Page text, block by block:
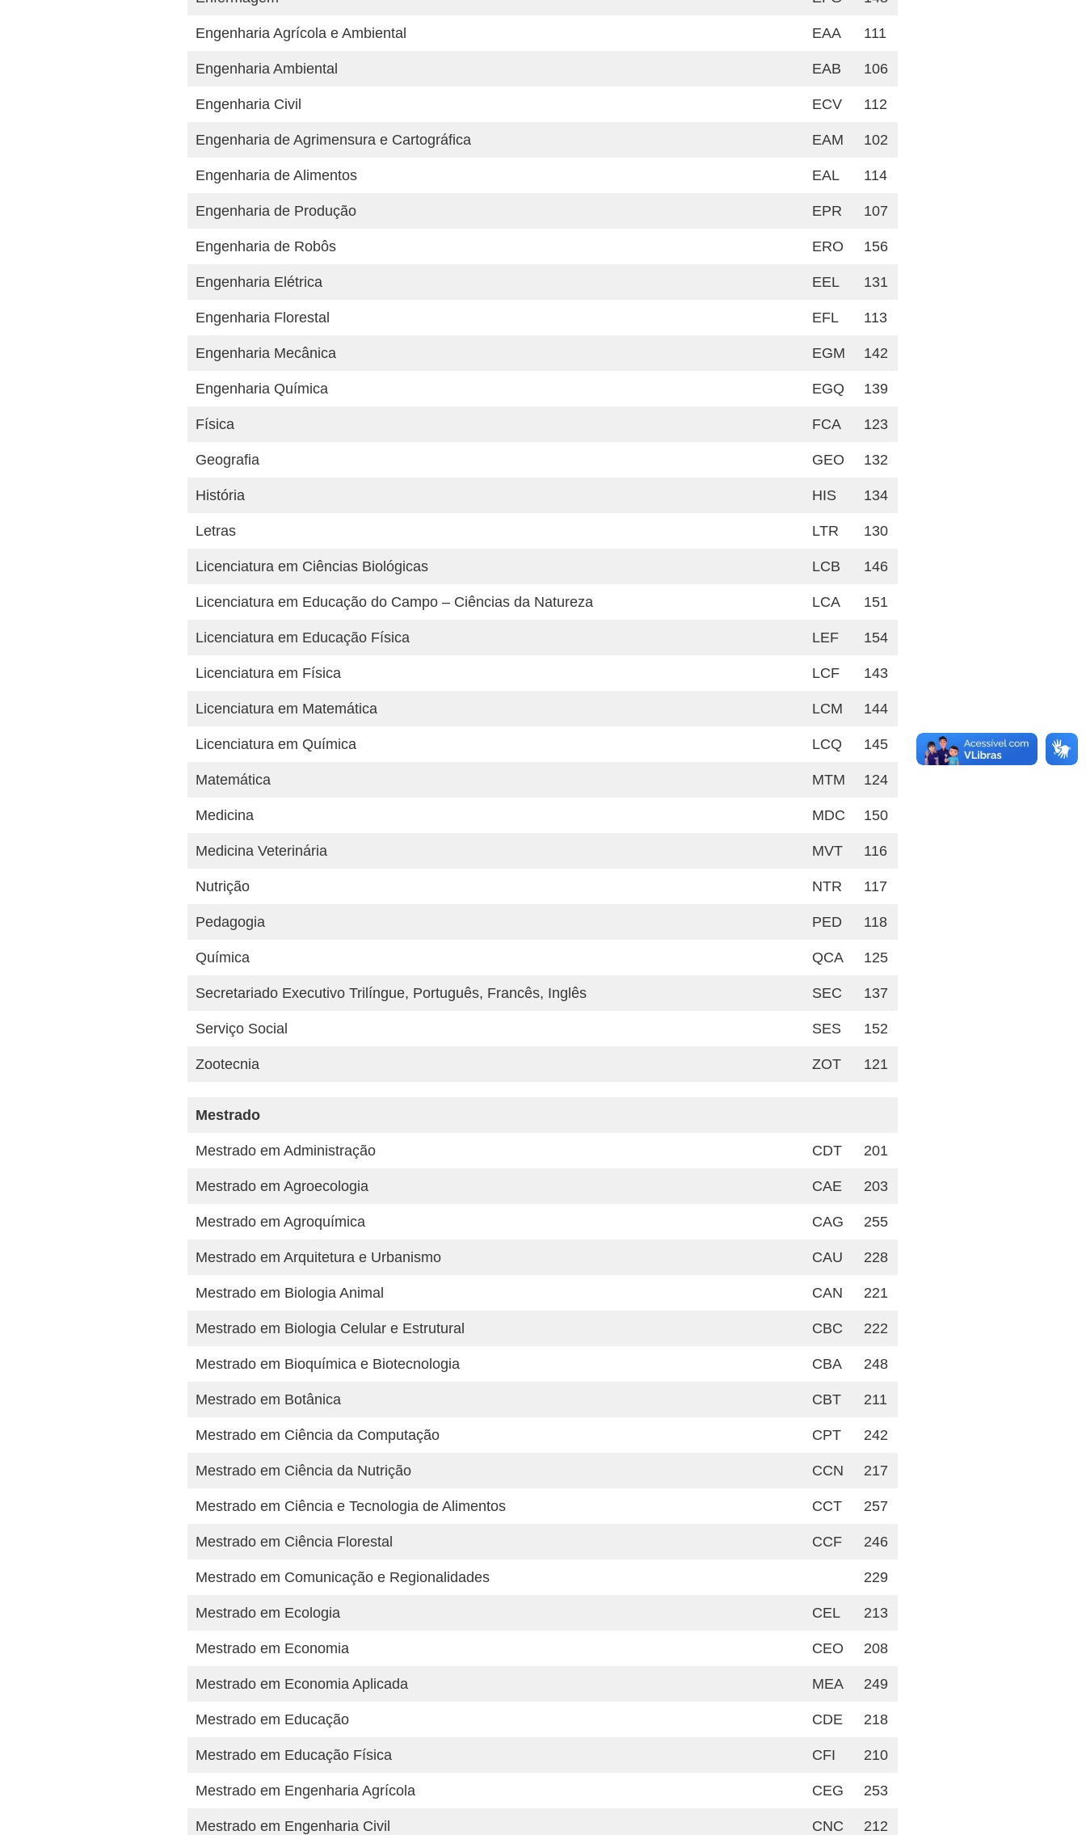
Engenharia Agrícola e Ambiental EAA 111
Engenharia Ambiental EAB 106
Engenharia Civil ECV 112
Engenharia de Agrimensura e Cartográfica EAM 102
Engenharia de Alimentos EAL 114
Engenharia de Produção EPR 107
Engenharia de Robôs ERO 156
Engenharia Elétrica EEL 131
Engenharia Florestal EFL 113
Engenharia Mecânica EGM 142
Engenharia Química EGQ 139
Física FCA 123
Geografia GEO 132
História HIS 134
Letras LTR 130
Licenciatura em Ciências Biológicas LCB 146
Licenciatura em Educação do Campo – Ciências da Natureza LCA 151
Licenciatura em Educação Física LEF 154
Licenciatura em Física LCF 143
Licenciatura em Matemática LCM 144
Licenciatura em Química LCQ 145
Matemática MTM 124
Medicina MDC 150
Medicina Veterinária MVT 116
Nutrição NTR 117
Pedagogia PED 118
Química QCA 125
Secretariado Executivo Trilíngue, Português, Francês, Inglês SEC 137
Serviço Social SES 152
Zootecnia ZOT 121
Mestrado
Mestrado em Administração CDT 201
Mestrado em Agroecologia CAE 203
Mestrado em Agroquímica CAG 255
Mestrado em Arquitetura e Urbanismo CAU 228
Mestrado em Biologia Animal CAN 221
Mestrado em Biologia Celular e Estrutural CBC 222
Mestrado em Bioquímica e Biotecnologia CBA 248
Mestrado em Botânica CBT 211
Mestrado em Ciência da Computação CPT 242
Mestrado em Ciência da Nutrição CCN 217
Mestrado em Ciência e Tecnologia de Alimentos CCT 257
Mestrado em Ciência Florestal CCF 246
Mestrado em Comunicação e Regionalidades 229
Mestrado em Ecologia CEL 213
Mestrado em Economia CEO 208
Mestrado em Economia Aplicada MEA 249
Mestrado em Educação CDE 218
Mestrado em Educação Física CFI 210
Mestrado em Engenharia Agrícola CEG 253
Mestrado em Engenharia Civil CNC 212